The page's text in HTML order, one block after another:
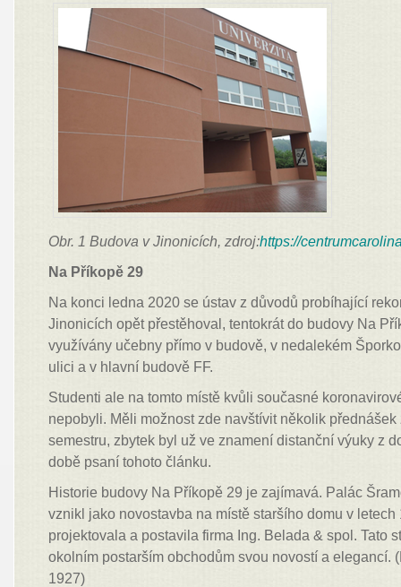
Obr. 1 Budova v Jinonicích, zdroj:https://
Na Příkopě 29
Na konci ledna 2020 se ústav z důvodů probíhající
Jinonicích opět přestěhoval, tentokrát do budovy Na
využívány učebny přímo v budově, v nedalekém
ulici a v hlavní budově FF.
Studenti ale na tomto místě kvůli současné
nepobyli. Měli možnost zde navštívit několik
semestru, zbytek byl už ve znamení distanční výuky z
době psaní tohoto článku.
Historie budovy Na Příkopě 29 je zajímavá. Palác
vznikl jako novostavba na místě staršího domu v
projektovala a postavila firma Ing. Belada & spol. Tato
okolním postarším obchodům svou novostí a elegancí.
1927)